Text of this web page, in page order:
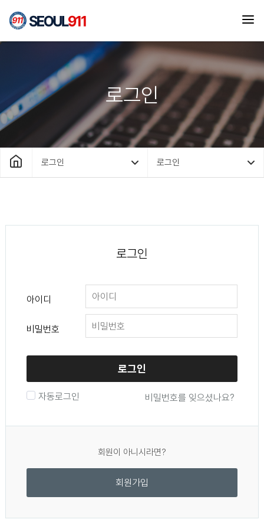
로그인
로그인 로그인
회원이 아니시라면?
회원가입
로그인
아이디
비밀번호
로그인
자동로그인 비밀번호를 잊으셨나요?